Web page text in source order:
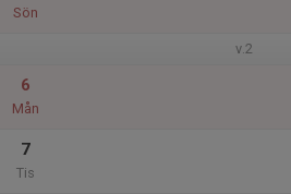
Sön
v.2
6
Mån
7
Tis